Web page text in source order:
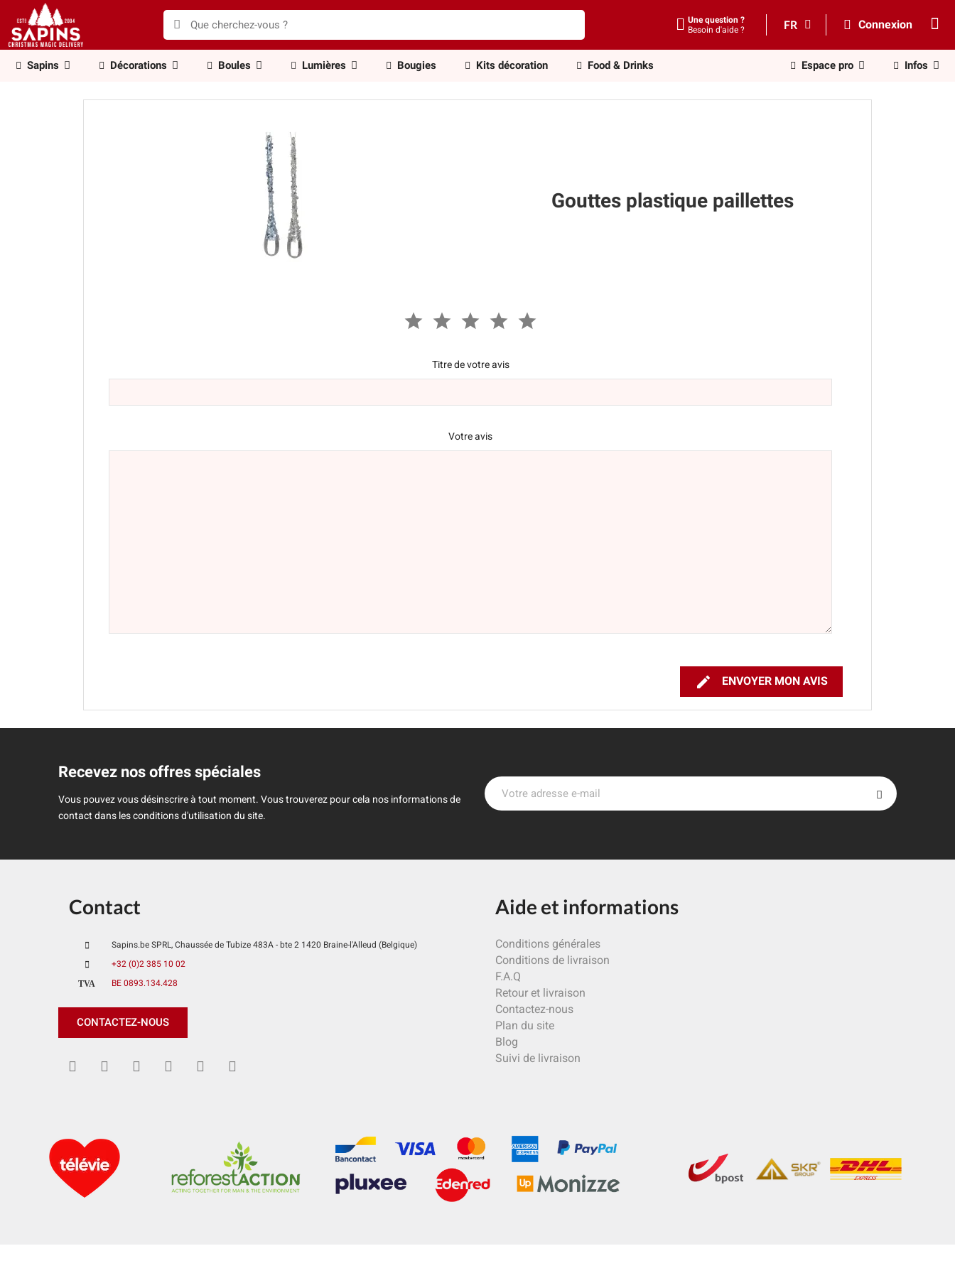
Une question ?
Besoin d'aide ?
FR Connexion
Sapins Décorations Boules Lumières Bougies Kits décoration Food & Drinks Espace pro Infos
Gouttes plastique paillettes
Titre de votre avis
Votre avis
 ENVOYER MON AVIS
Recevez nos offres spéciales
Vous pouvez vous désinscrire à tout moment. Vous trouverez pour cela nos informations de
contact dans les conditions d'utilisation du site.
Contact
Sapins.be SPRL, Chaussée de Tubize 483A - bte 2 1420 Braine-l'Alleud (Belgique)
+32 (0)2 385 10 02
TVA
BE 0893.134.428
CONTACTEZ-NOUS
Aide et informations
Conditions générales
Conditions de livraison
F.A.Q
Retour et livraison
Contactez-nous
Plan du site
Blog
Suivi de livraison